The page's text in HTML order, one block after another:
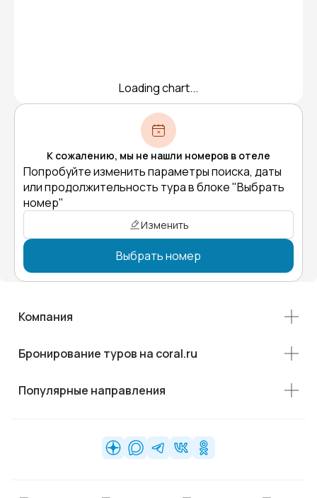
Loading chart...
К сожалению, мы не нашли номеров в отеле
Попробуйте изменить параметры поиска, даты
или продолжительность тура в блоке "Выбрать
номер"
Изменить
Выбрать номер
Компания
Бронирование туров на coral.ru
Популярные направления